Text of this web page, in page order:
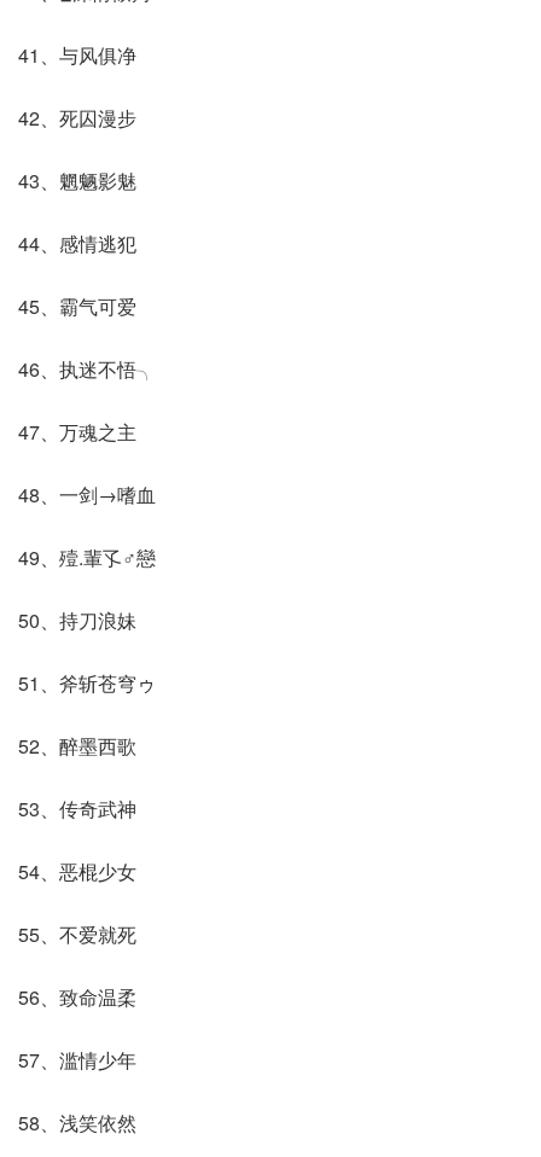
41、与风俱净
42、死囚漫步
43、魍魉影魅
44、感情逃犯
45、霸气可爱
46、执迷不悟╮
47、万魂之主
48、一剑→嗜血
49、殪.輩孓♂戀
50、持刀浪妹
51、斧斩苍穹ゥ
52、醉墨西歌
53、传奇武神
54、恶棍少女
55、不爱就死
56、致命温柔
57、滥情少年
58、浅笑依然